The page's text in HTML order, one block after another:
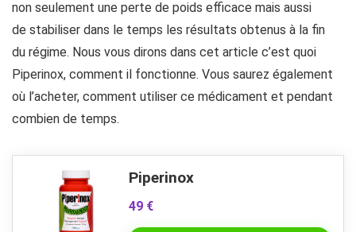
non seulement une perte de poids efficace mais aussi
de stabiliser dans le temps les résultats obtenus à la fin
du régime. Nous vous dirons dans cet article c’est quoi
Piperinox, comment il fonctionne. Vous saurez également
où l’acheter, comment utiliser ce médicament et pendant
combien de temps.
Piperinox
49 €